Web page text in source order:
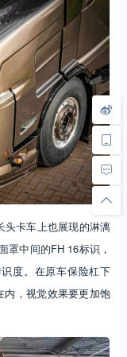
头卡车上也展现的淋漓
罩中间的FH 16标识，
度。在原车保险杠下
内，视觉效果要更加饱